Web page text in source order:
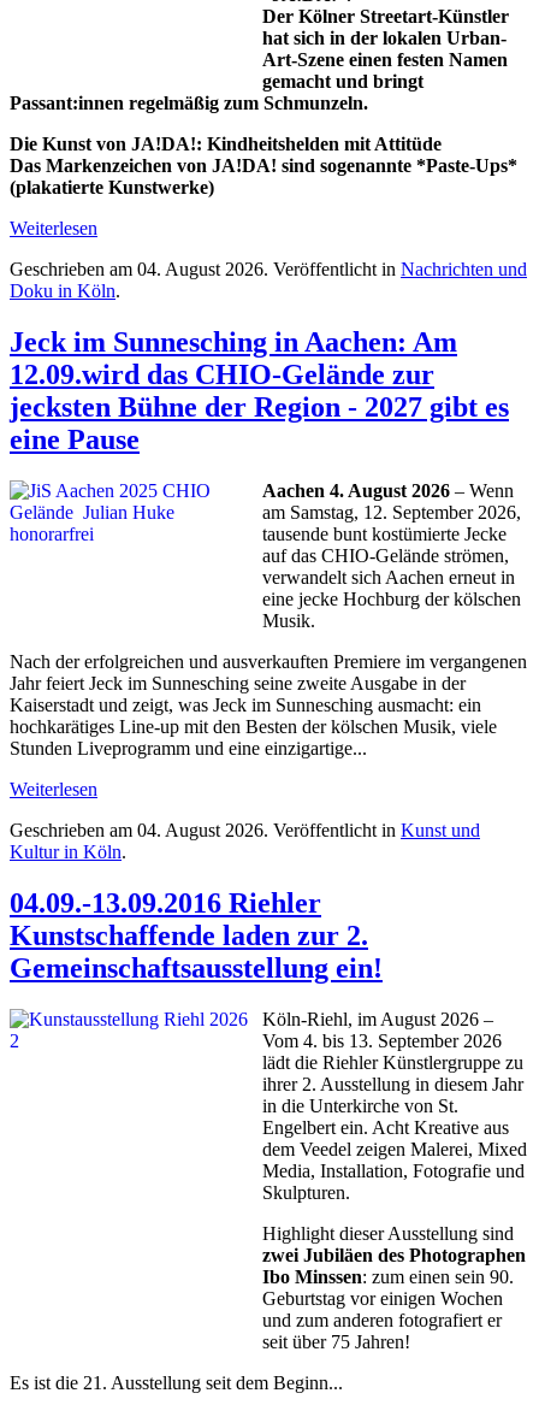
Der Kölner Streetart-Künstler
hat sich in der lokalen Urban-
Art-Szene einen festen Namen
gemacht und bringt
Passant:innen regelmäßig zum Schmunzeln.
Die Kunst von JA!DA!: Kindheitshelden mit Attitüde
Das Markenzeichen von JA!DA! sind sogenannte *Paste-Ups*
(plakatierte Kunstwerke)
Weiterlesen
Geschrieben am 04. August 2026. Veröffentlicht in Nachrichten und
Doku in Köln.
Jeck im Sunnesching in Aachen: Am
12.09.wird das CHIO-Gelände zur
jecksten Bühne der Region - 2027 gibt es
eine Pause
Aachen 4. August 2026 – Wenn
am Samstag, 12. September 2026,
tausende bunt kostümierte Jecke
auf das CHIO-Gelände strömen,
verwandelt sich Aachen erneut in
eine jecke Hochburg der kölschen
Musik.
Nach der erfolgreichen und ausverkauften Premiere im vergangenen
Jahr feiert Jeck im Sunnesching seine zweite Ausgabe in der
Kaiserstadt und zeigt, was Jeck im Sunnesching ausmacht: ein
hochkarätiges Line-up mit den Besten der kölschen Musik, viele
Stunden Liveprogramm und eine einzigartige...
Weiterlesen
Geschrieben am 04. August 2026. Veröffentlicht in Kunst und
Kultur in Köln.
04.09.-13.09.2016 Riehler
Kunstschaffende laden zur 2.
Gemeinschaftsausstellung ein!
Köln-Riehl, im August 2026 –
Vom 4. bis 13. September 2026
lädt die Riehler Künstlergruppe zu
ihrer 2. Ausstellung in diesem Jahr
in die Unterkirche von St.
Engelbert ein. Acht Kreative aus
dem Veedel zeigen Malerei, Mixed
Media, Installation, Fotografie und
Skulpturen.
Highlight dieser Ausstellung sind
zwei Jubiläen des Photographen
Ibo Minssen: zum einen sein 90.
Geburtstag vor einigen Wochen
und zum anderen fotografiert er
seit über 75 Jahren!
Es ist die 21. Ausstellung seit dem Beginn...